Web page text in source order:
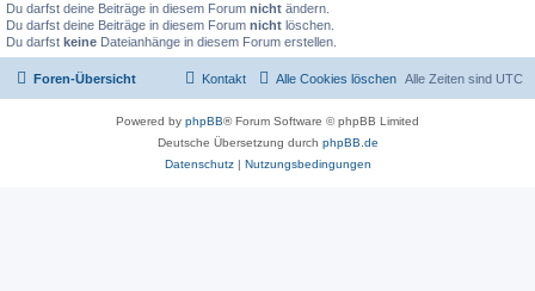
Du darfst deine Beiträge in diesem Forum nicht ändern.
Du darfst deine Beiträge in diesem Forum nicht löschen.
Du darfst keine Dateianhänge in diesem Forum erstellen.
Foren-Übersicht Alle Zeiten sind UTC
Alle Cookies löschen
Kontakt
Powered by phpBB® Forum Software © phpBB Limited
Deutsche Übersetzung durch phpBB.de
Datenschutz| Nutzungsbedingungen